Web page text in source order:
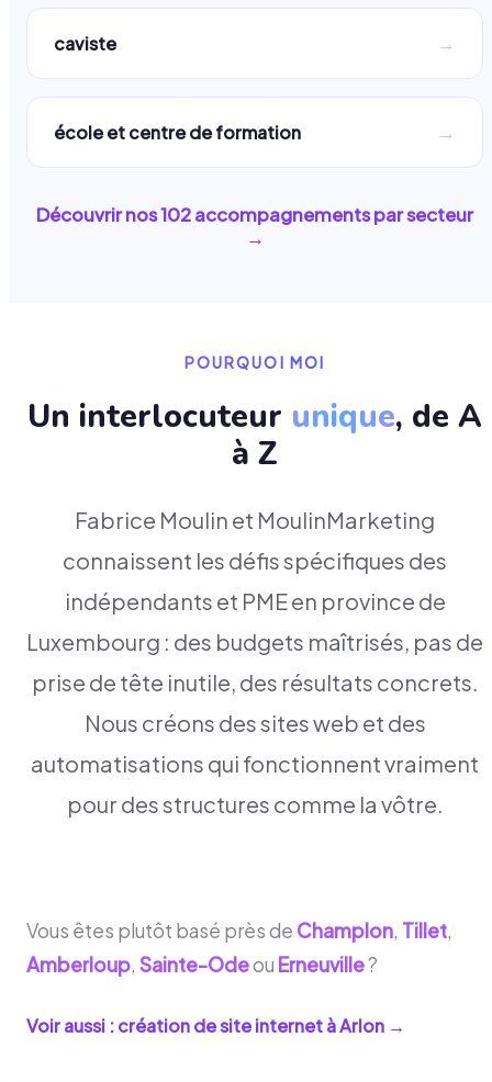
caviste →
école et centre de formation →
Découvrir nos102accompagnements par secteur
→
POURQUOI MOI
Un interlocuteur unique, de A
à Z
Fabrice Moulin et MoulinMarketing
connaissent les défis spécifiques des
indépendants et PME en province de
Luxembourg : des budgets maîtrisés, pas de
prise de tête inutile, des résultats concrets.
Nous créons des sites web et des
automatisations qui fonctionnent vraiment
pour des structures comme la vôtre.
Vous êtes plutôt basé près de Champlon, Tillet,
Amberloup, Sainte-Odeou Erneuville?
Voir aussi : création de site internet àArlon →